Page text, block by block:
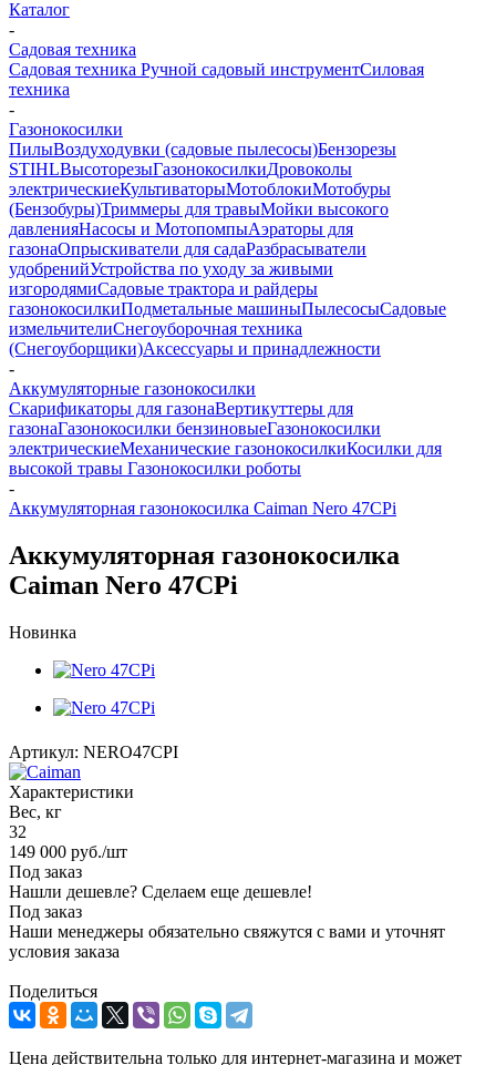
Каталог
-
Садовая техника
Садовая техника Ручной садовый инструментСиловая
техника
-
Газонокосилки
ПилыВоздуходувки (садовые пылесосы)Бензорезы
STIHLВысоторезыГазонокосилкиДровоколы
электрическиеКультиваторыМотоблокиМотобуры
(Бензобуры)Триммеры для травыМойки высокого
давленияНасосы и МотопомпыАэраторы для
газонаОпрыскиватели для садаРазбрасыватели
удобренийУстройства по уходу за живыми
изгородямиСадовые трактора и райдеры
газонокосилкиПодметальные машиныПылесосыСадовые
измельчителиСнегоуборочная техника
(Снегоуборщики)Аксессуары и принадлежности
-
Аккумуляторные газонокосилки
Скарификаторы для газонаВертикуттеры для
газонаГазонокосилки бензиновыеГазонокосилки
электрическиеМеханические газонокосилкиКосилки для
высокой травы Газонокосилки роботы
-
Аккумуляторная газонокосилка Caiman Nero 47CPi
Аккумуляторная газонокосилка
Caiman Nero 47CPi
Новинка
Артикул: NERO47CPI
Характеристики
Вес, кг
32
149 000 руб./шт
Под заказ
Нашли дешевле? Сделаем еще дешевле!
Под заказ
Наши менеджеры обязательно свяжутся с вами и уточнят
условия заказа
Поделиться
Цена действительна только для интернет-магазина и может